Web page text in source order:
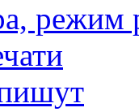
режим